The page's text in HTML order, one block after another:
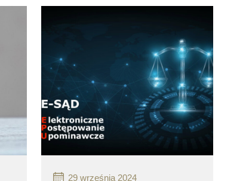
odzyskiwania należności,
który może być stosowany
w przypadkach, gdy dłużnik
nie wywiązuje się z obowiązków
finansowych wobec
wierzyciela…
29 września 2024